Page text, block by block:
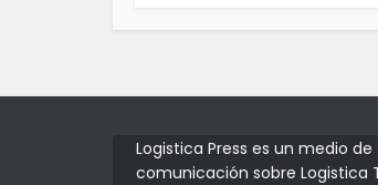
Logistica Press es un medio de
comunicación sobre Logistica